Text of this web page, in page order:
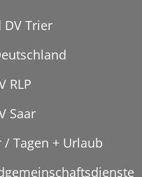
Trier
RLP
Saar
Tagen + Urlaub